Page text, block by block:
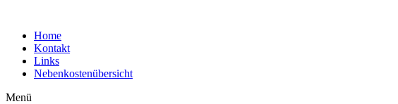
springenHome
Kontakt
Links
Nebenkostenübersicht
Menü